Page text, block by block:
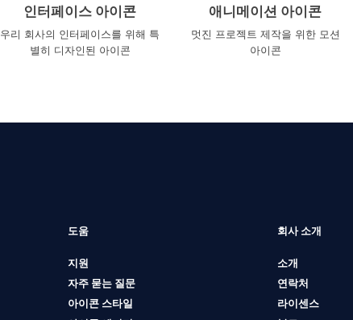
인터페이스 아이콘
우리 회사의 인터페이스를 위해 특
별히 디자인된 아이콘
애니메이션 아이콘
멋진 프로젝트 제작을 위한 모션
아이콘
도움
지원
자주 묻는 질문
아이콘 스타일
회사 소개
소개
연락처
라이센스